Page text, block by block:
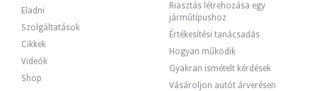
BMW M5 e28 - 1988
Eladni
Szolgáltatások
Cikkek
Videók
Shop
Riasztás létrehozása egy
járműtípushoz
Értékesítési tanácsadás
Hogyan működik
Gyakran ismételt kérdések
Vásároljon autót árverésen